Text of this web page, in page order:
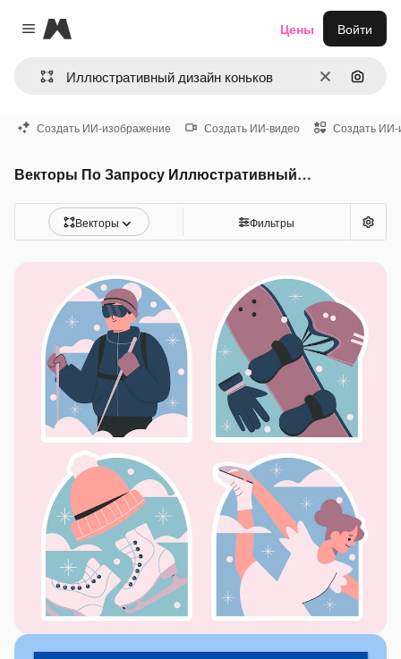
Close menu
Magnific
ОчиститьПоиск
Цены Войти
Создать ИИ-изображение Создать ИИ-видео Создать ИИ-
Векторы По Запросу Иллюстративный дизайн коньков
Векторы Фильтры